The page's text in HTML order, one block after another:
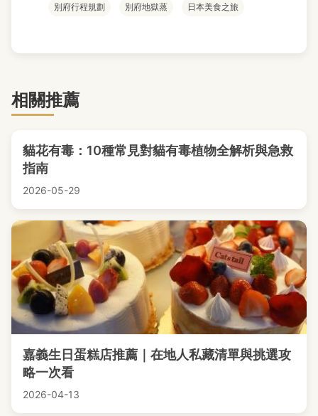
別府行程規劃 別府地獄蒸 日本美食之旅
相關推薦
貓花有毒：10種常見對貓有毒植物全解析與急救
指南
2026-05-29
嘉義生日蛋糕店推薦｜在地人私藏清單與挑選攻
略一次看
2026-04-13